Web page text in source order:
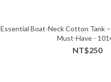
Essential Boat-Neck Cotton Tank
Must-Have -
NT$250